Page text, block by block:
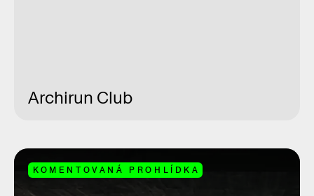
Archirun Club
KOMENTOVANÁ PROHLÍDKA